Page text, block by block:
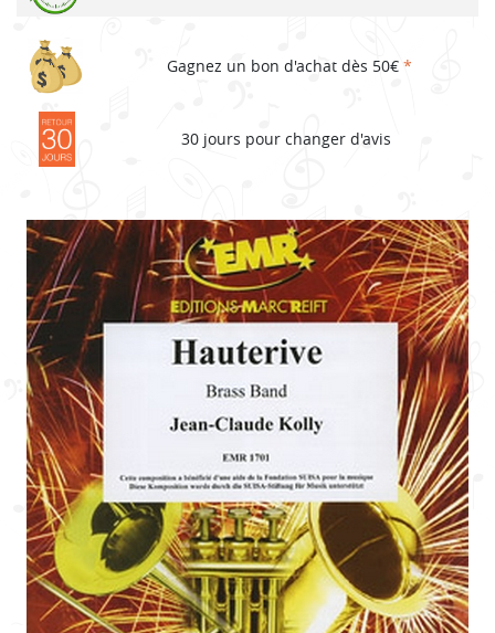
Gagnez un bon d'achat dès 50€ *
30 jours pour changer d'avis